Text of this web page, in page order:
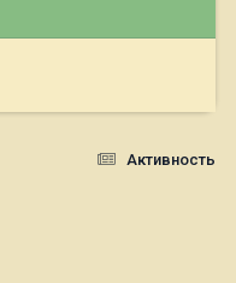
Активность